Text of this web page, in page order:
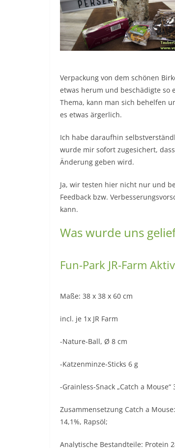
Verpackung von dem schönen
etwas herum und beschädigte so
Thema, kann man sich behelfen
es etwas ärgerlich.
Ich habe daraufhin
wurde mir sofort zugesichert,
Änderung geben wird.
Ja, wir testen hier nicht nur und
Feedback bzw.
kann.
Was wurde uns
Fun-Park JR-Farm
Maße: 38 x 38 x 60 cm
incl. je 1x JR Farm
-Nature-Ball, Ø 8 cm
-Katzenminze-Sticks 6 g
-Grainless-Snack „Catch a Mouse“
Zusammensetzung Catch a
14,1%, Rapsöl;
Analytische Bestandteile: Protein